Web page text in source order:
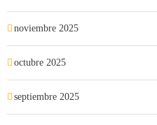
noviembre 2025
octubre 2025
septiembre 2025